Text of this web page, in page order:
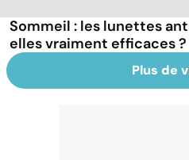
Sommeil : les lunettes
elles vraiment efficaces ?
Plus de